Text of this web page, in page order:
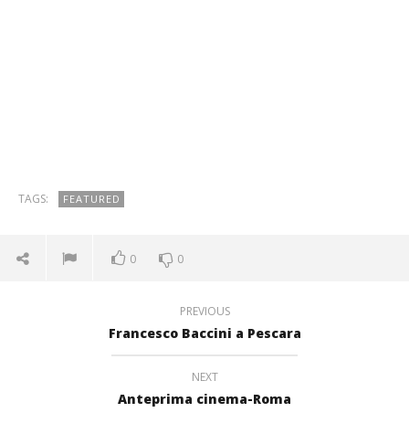
TAGS: FEATURED
0 0
PREVIOUS
Francesco Baccini a Pescara
NEXT
Anteprima cinema-Roma